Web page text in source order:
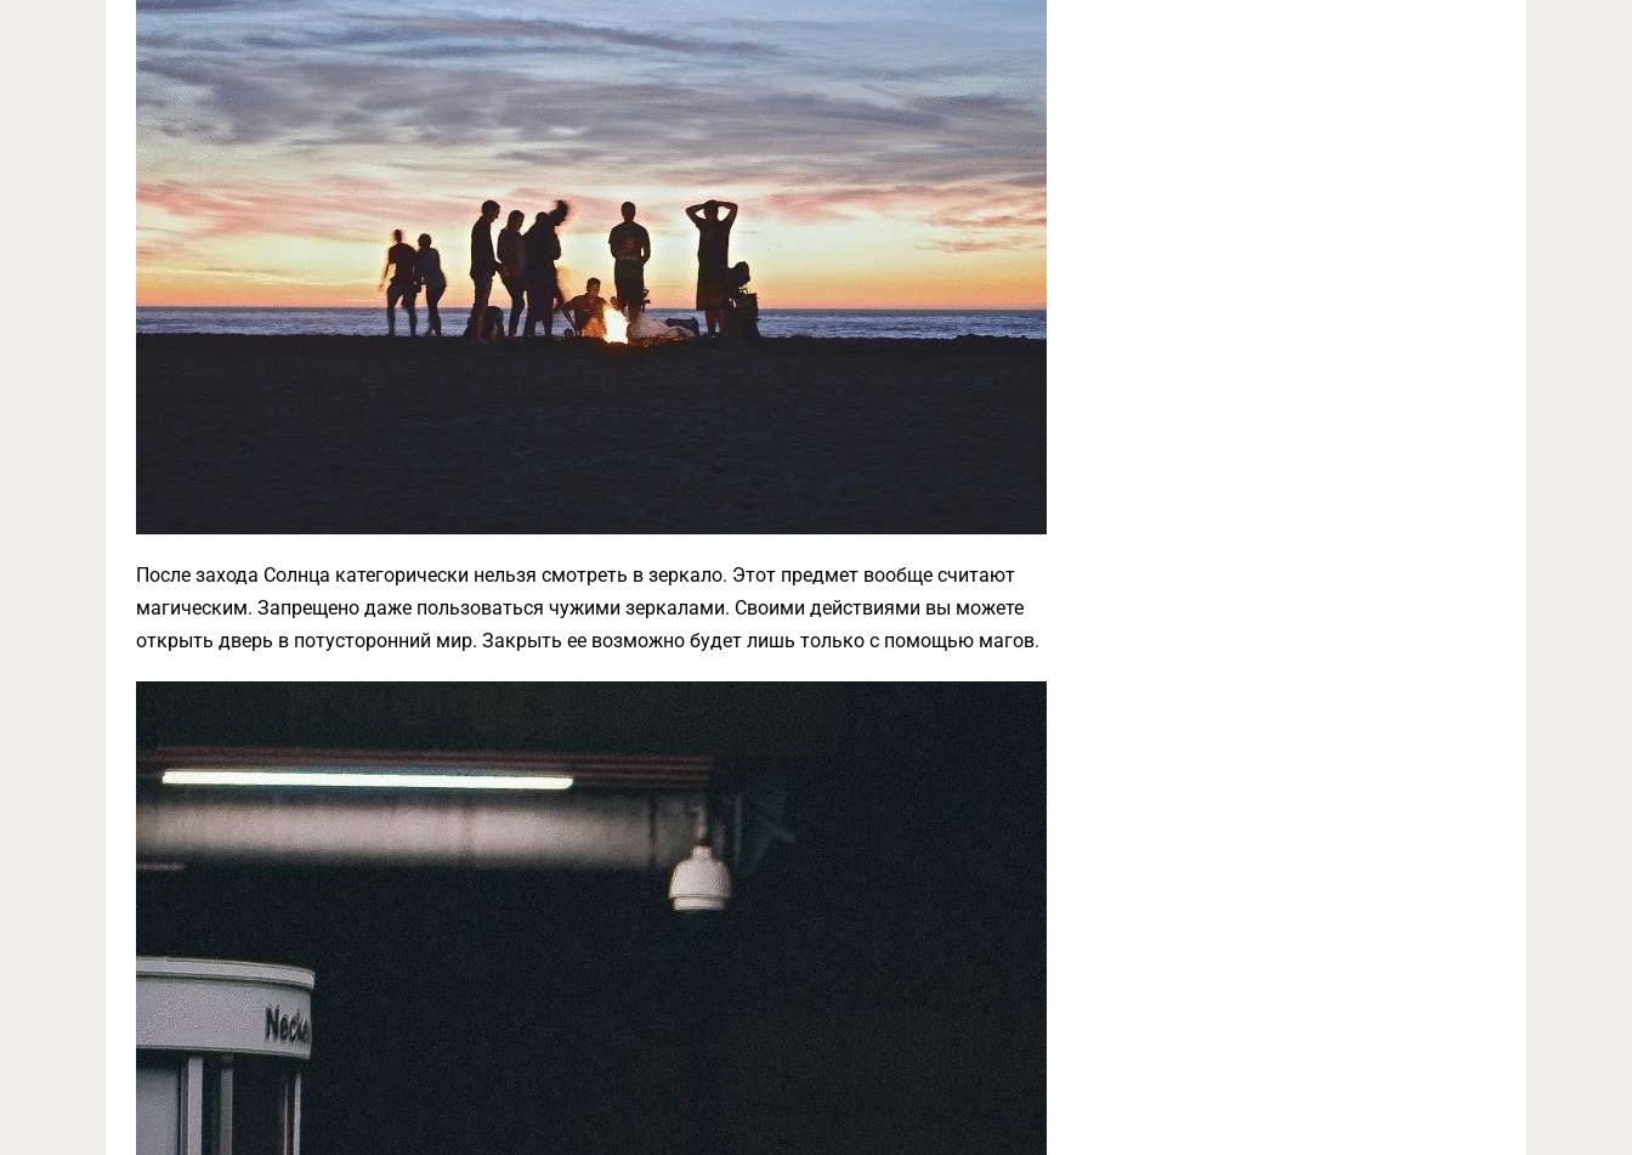
После захода Солнца категорически нельзя смотреть в зеркало. Этот предмет вообще считают
магическим. Запрещено даже пользоваться чужими зеркалами. Своими действиями вы можете
открыть дверь в потусторонний мир. Закрыть ее возможно будет лишь только с помощью магов.